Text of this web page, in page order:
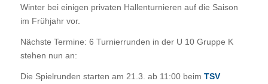
Winter bei einigen privaten Hallenturnieren auf die Saison
im Frühjahr vor.
Nächste Termine: 6 Turnierrunden in der U 10 Gruppe K
stehen nun an:
Die Spielrunden starten am 21.3. ab 11:00 beim TSV